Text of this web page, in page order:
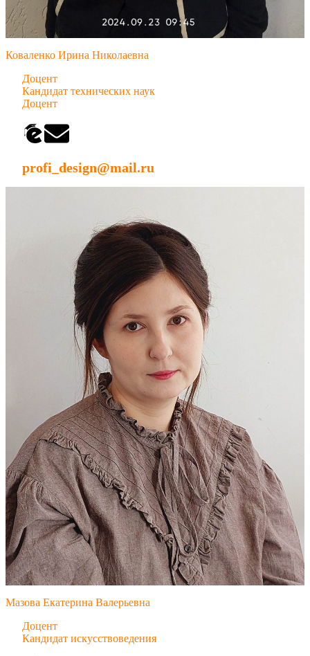
Коваленко Ирина Николаевна
Доцент
Кандидат технических наук
Доцент
profi_design@mail.ru
Мазова Екатерина Валерьевна
Доцент
Кандидат искусствоведения